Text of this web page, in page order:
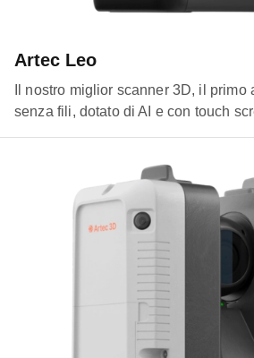
Artec Leo
Il nostro miglior scanner 3D, il primo
senza fili, dotato di AI e con touch